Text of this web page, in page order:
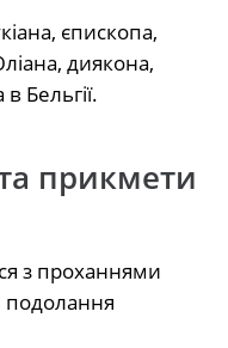
єпископа,
диякона,
Бельгії.
прикмети
з проханнями
подолання